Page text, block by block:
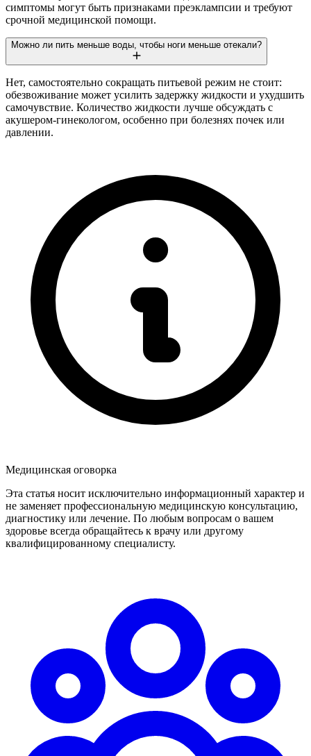
симптомы могут быть признаками преэклампсии и требуют
срочной медицинской помощи.
Можно ли пить меньше воды, чтобы ноги меньше отекали?
Нет, самостоятельно сокращать питьевой режим не стоит:
обезвоживание может усилить задержку жидкости и ухудшить
самочувствие. Количество жидкости лучше обсуждать с
акушером-гинекологом, особенно при болезнях почек или
давлении.
Медицинская оговорка
Эта статья носит исключительно информационный характер и
не заменяет профессиональную медицинскую консультацию,
диагностику или лечение. По любым вопросам о вашем
здоровье всегда обращайтесь к врачу или другому
квалифицированному специалисту.